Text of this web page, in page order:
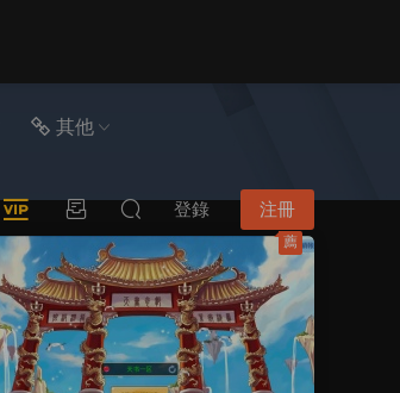
其他
登錄 注冊
薦